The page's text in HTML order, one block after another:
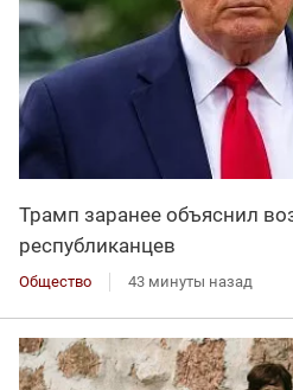
Трамп заранее объяснил
республиканцев
Общество 43 минуты назад